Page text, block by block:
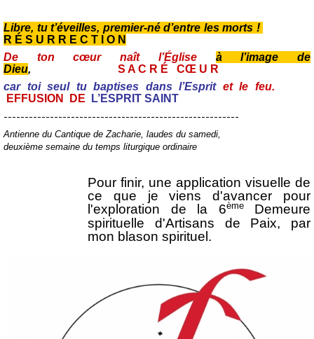
Libre, tu t’éveilles, premier-né d’entre les morts !
R É S U R R E C T I O N
De ton cœur naît l’Église à l’image de
Dieu,
S A C R É CŒ U R
car toi seul tu baptises dans l’Espritet le feu.
E FFUSION DE L’ESPRIT SAINT
--------------------------------------------------------
Antienne du Cantique de Zacharie, laudes du samedi,
deuxième semaine du temps liturgique ordinaire
Pour finir, une application visuelle de
ce que je viens d'avancer pour
l'exploration de la 6èmeDemeure
spirituelle d'Artisans de Paix, par
mon blason spirituel.